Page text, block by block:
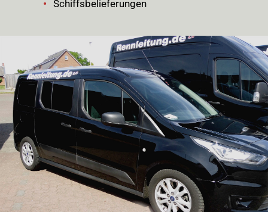
Schiffsbelieferungen